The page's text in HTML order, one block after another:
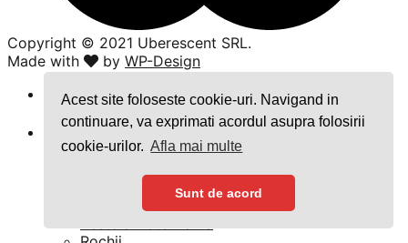
Acest site foloseste cookie-uri. Navigand in
continuare, va exprimati acordul asupra folosirii
cookie-urilor. Afla mai multe
Sunt de acord
Copyright ©️ 2021 Uberescent SRL.
Made with
by WP-Design
Caută
după:
Ii traditionale
Masuri mari